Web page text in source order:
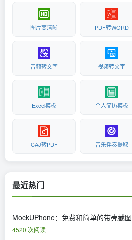
图片变清晰 PDF转WORD
音频转文字 视频转文字
Excel模板 个人简历模板
CAJ转PDF 音乐伴奏提取
最近热门
MockUPhone：免费和简单的带壳截图
4520 次阅读